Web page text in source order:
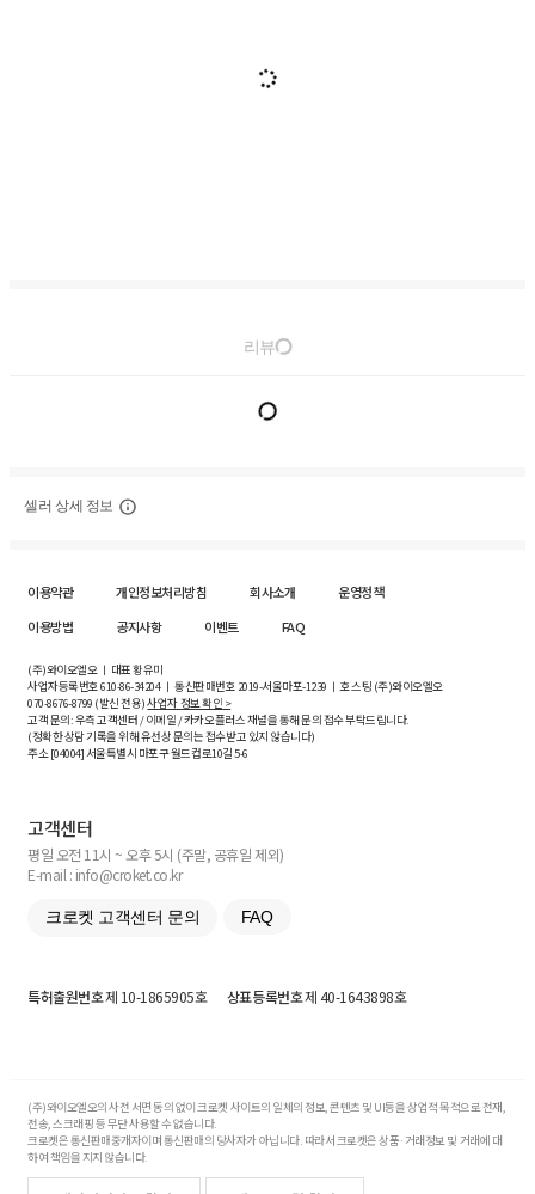
리뷰
셀러 상세 정보
이용약관 개인정보처리방침 회사소개
운영정책
이용방법
공지사항 이벤트 FAQ
(주)와이오엘오 ㅣ 대표 황유미
사업자등록번호610-86-34204ㅣ 통신판매번호 2019-서울마포-1239 ㅣ 호스팅 (주)와이오엘오
070-8676-8799 (발신 전용)사업자 정보 확인 >
고객 문의: 우측 고객센터 / 이메일 / 카카오플러스 채널을 통해 문의 접수 부탁드립니다.
(정확한 상담 기록을 위해 유선상 문의는 접수받고 있지 않습니다)
주소 [04004] 서울특별시 마포구 월드컵로10길5-6
고객센터
평일 오전 11시 ~ 오후 5시 (주말, 공휴일 제외)
E-mail : info@croket.co.kr
크로켓 고객센터 문의 FAQ
특허출원번호제 10-1865905호 상표등록번호제 40-1643898호
(주)와이오엘오의 사전 서면 동의 없이 크로켓 사이트의 일체의 정보, 콘텐츠 및 UI등을 상업적 목적으로 전재,
전송, 스크래핑 등 무단 사용할 수 없습니다.
크로켓은 통신판매중개자이며 통신판매의 당사자가 아닙니다. 따라서 크로켓은 상품·거래정보 및 거래에 대
하여 책임을 지지 않습니다.